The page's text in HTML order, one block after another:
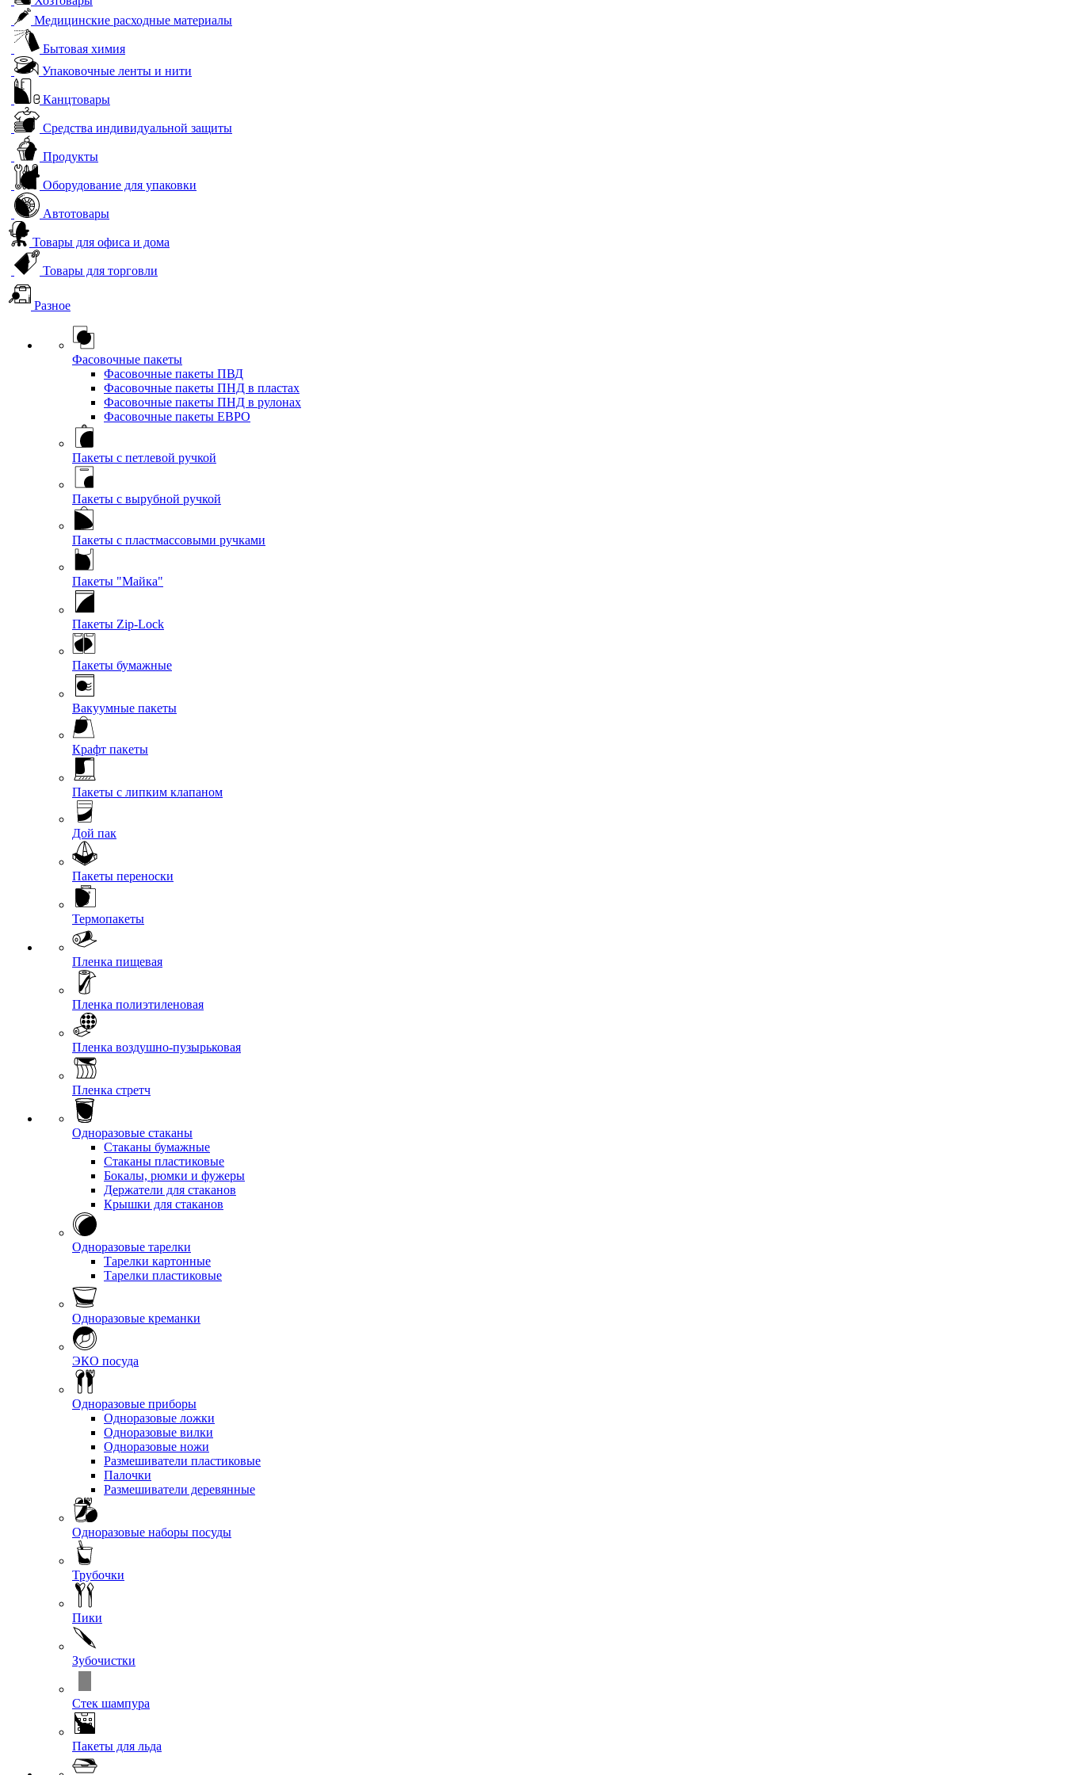
Медицинские расходные материалы
Бытовая химия
Упаковочные ленты и нити
Канцтовары
Средства индивидуальной защиты
Продукты
Оборудование для упаковки
Автотовары
Товары для офиса и дома
Товары для торговли
Разное
Фасовочные пакеты
Фасовочные пакеты ПВД
Фасовочные пакеты ПНД в пластах
Фасовочные пакеты ПНД в рулонах
Фасовочные пакеты ЕВРО
Пакеты с петлевой ручкой
Пакеты с вырубной ручкой
Пакеты с пластмассовыми ручками
Пакеты "Майка"
Пакеты Zip-Lock
Пакеты бумажные
Вакуумные пакеты
Крафт пакеты
Пакеты с липким клапаном
Дой пак
Пакеты переноски
Термопакеты
Пленка пищевая
Пленка полиэтиленовая
Пленка воздушно-пузырьковая
Пленка стретч
Одноразовые стаканы
Стаканы бумажные
Стаканы пластиковые
Бокалы, рюмки и фужеры
Держатели для стаканов
Крышки для стаканов
Одноразовые тарелки
Тарелки картонные
Тарелки пластиковые
Одноразовые креманки
ЭКО посуда
Одноразовые приборы
Одноразовые ложки
Одноразовые вилки
Одноразовые ножи
Размешиватели пластиковые
Палочки
Размешиватели деревянные
Одноразовые наборы посуды
Трубочки
Пики
Зубочистки
Стек шампура
Пакеты для льда